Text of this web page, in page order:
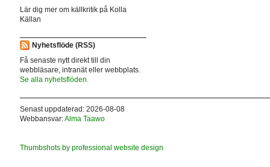
Lär dig mer om källkritik på Kolla
Källan
Nyhetsflöde (RSS)
Få senaste nytt direkt till din
webbläsare, intranät eller webbplats.
Se alla nyhetsflöden.
Senast uppdaterad: 2026-08-08
Webbansvar:Alma Taawo
Thumbshots by professional website design